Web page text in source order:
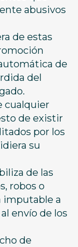
abusivos
de estas
de
del
cualquier
de existir
por los
su
de las
robos o
imputable a
envío de los
de